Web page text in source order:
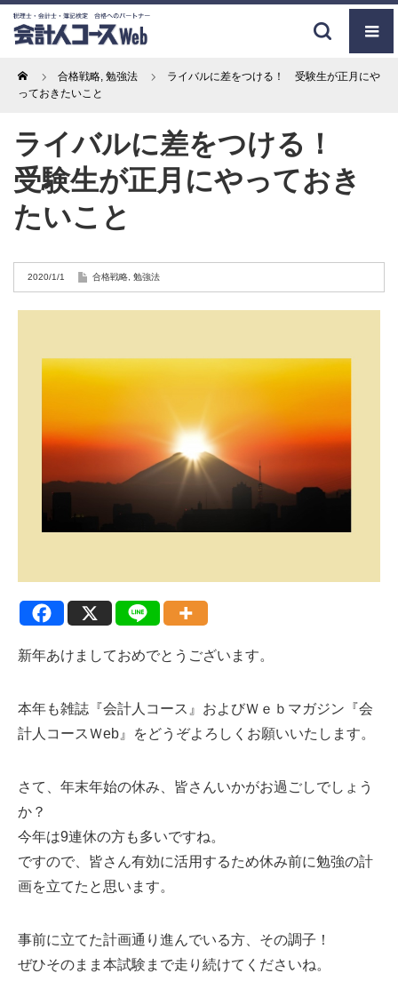
Home 合格戦略, 勉強法
ライバルに差をつける！ 受験生が正月にや
っておきたいこと
ライバルに差をつける！
受験生が正月にやっておき
たいこと
2020/1/1 合格戦略 勉強法
新年あけましておめでとうございます。
本年も雑誌『会計人コース』およびＷｅｂマガジン『会
計人コースＷeb』をどうぞよろしくお願いいたします。
さて、年末年始の休み、皆さんいかがお過ごしでしょう
か？
今年は9連休の方も多いですね。
ですので、皆さん有効に活用するため休み前に勉強の計
画を立てたと思います。
事前に立てた計画通り進んでいる方、その調子！
ぜひそのまま本試験まで走り続けてくださいね。